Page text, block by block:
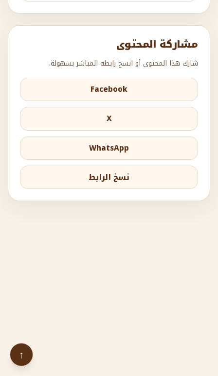
مشاركة المحتوى
شارك هذا المحتوى أو انسخ رابطه المباشر بسهولة.
Facebook
X
WhatsApp
نسخ الرابط
↑